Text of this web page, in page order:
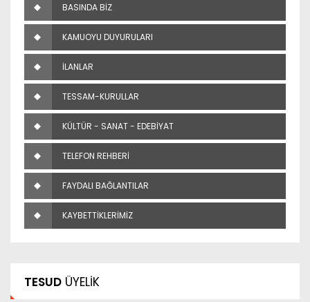
BASINDA BİZ
KAMUOYU DUYURULARI
İLANLAR
TESSAM-KURULLAR
KÜLTÜR - SANAT - EDEBİYAT
TELEFON REHBERİ
FAYDALI BAĞLANTILAR
KAYBETTİKLERİMİZ
TESUD ÜYELİK